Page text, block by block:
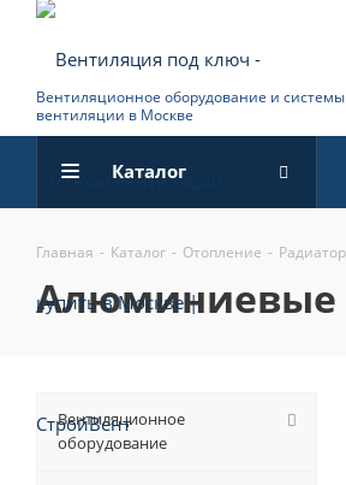
Вентиляционное оборудование и системы
вентиляции в Москве
Каталог
Главная - Каталог - Отопление -
Вентиляционное
оборудование